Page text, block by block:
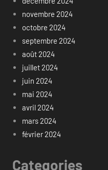
novembre 2024
octobre 2024
septembre 2024
août 2024
juillet 2024
juin 2024
mai 2024
avril 2024
mars 2024
février 2024
Categories